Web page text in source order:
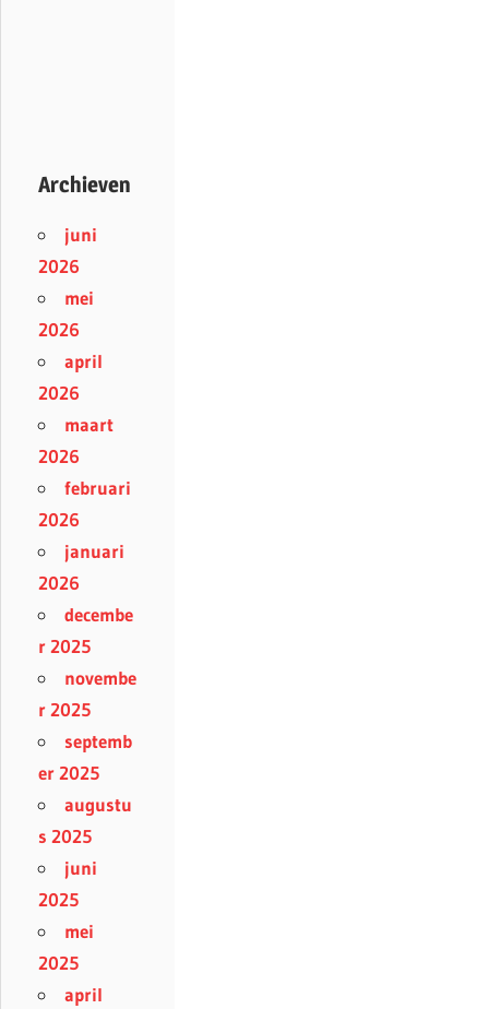
Archieven
juni
2026
mei
2026
april
2026
maart
2026
februari
2026
januari
2026
decembe
r 2025
novembe
r 2025
septemb
er 2025
augustu
s 2025
juni
2025
mei
2025
april